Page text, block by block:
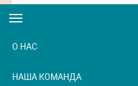
Toggle
О НАС
НАША КОМАНДА